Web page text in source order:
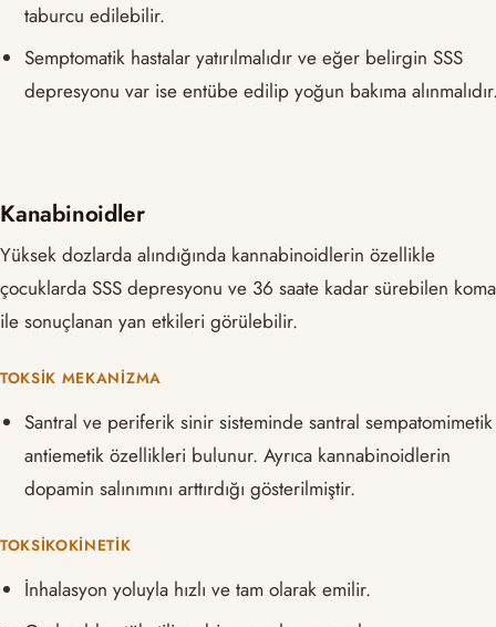
taburcu edilebilir.
Semptomatik hastalar yatırılmalıdır ve eğer belirgin SSS
depresyonu var ise entübe edilip yoğun bakıma
Kanabinoidler
Yüksek dozlarda alındığında kannabinoidlerin özellikle
çocuklarda SSS depresyonu ve 36 saate kadar sürebilen koma
ile sonuçlanan yan etkileri görülebilir.
TOKSIK MEKANIZMA
Santral ve periferik sinir sisteminde santral
antiemetik özellikleri bulunur. Ayrıca kannabinoidlerin
dopamin salınımını arttırdığı gösterilmiştir.
TOKSIKOKINETIK
İnhalasyon yoluyla hızlı ve tam olarak emilir.